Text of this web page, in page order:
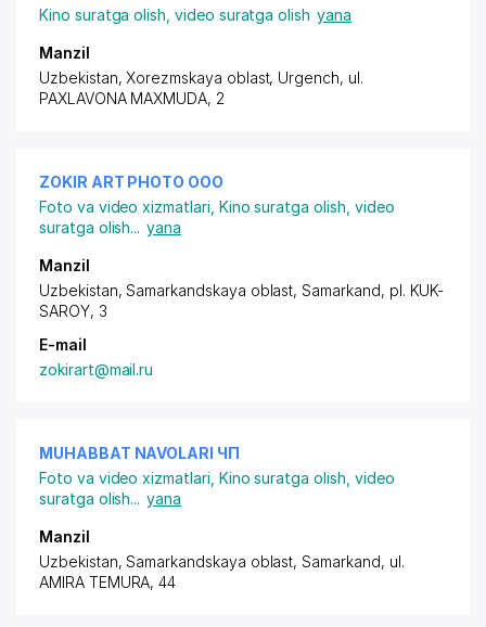
Kino suratga olish, video suratga olish yana
Manzil
Uzbekistan, Xorezmskaya oblast, Urgench, ul.
PAXLAVONA MAXMUDA, 2
ZOKIR ART PHOTO ООО
Foto va video xizmatlari Kino suratga olish, video
suratga olish... yana
Manzil
Uzbekistan, Samarkandskaya oblast, Samarkand, pl. KUK-
SAROY, 3
E-mail
zokirart@mail.ru
MUHABBAT NAVOLARI ЧП
Foto va video xizmatlari Kino suratga olish, video
suratga olish... yana
Manzil
Uzbekistan, Samarkandskaya oblast, Samarkand, ul.
AMIRA TEMURA, 44